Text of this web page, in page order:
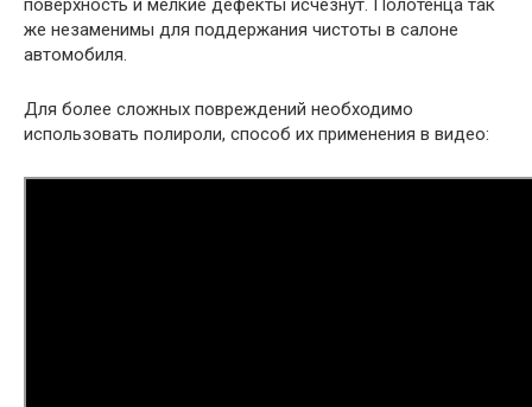
же незаменимы для поддержания чистоты в салоне
автомобиля.
Для более сложных повреждений необходимо
использовать полироли, способ их применения в видео: